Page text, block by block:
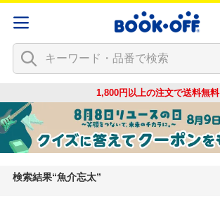
1,800円以上の注文で送料無料
検索結果 魚介忘太